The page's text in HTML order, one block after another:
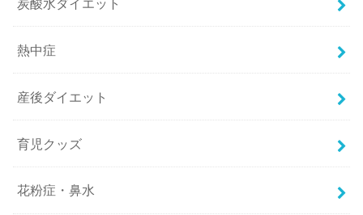
炭酸水ダイエット
熱中症
産後ダイエット
育児クッズ
花粉症・鼻水